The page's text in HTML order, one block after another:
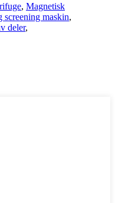
, Magnetisk
screening maskin,
deler,